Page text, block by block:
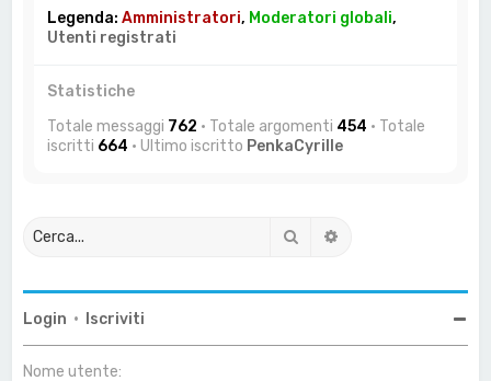
Legenda:Amministratori, Moderatori globali,
Utenti registrati
Statistiche
Totale messaggi 762 • Totale argomenti 454 • Totale
iscritti 664 • Ultimo iscritto PenkaCyrille
Cerca
Login • Iscriviti
Nome utente: